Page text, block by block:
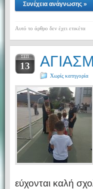
Συνέχεια ανάγνωσης »
Αυτό το άρθρο δεν έχει ετικέτα
ΣΕΠ
13
Χωρίς κατηγορία
εύχονται καλή